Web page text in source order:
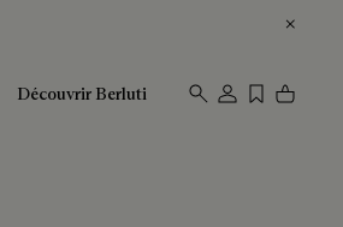
Découvrir Berluti